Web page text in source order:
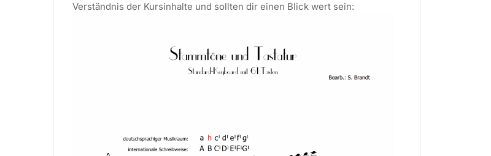
Verständnis der Kursinhalte und sollten dir einen Blick wert sein: